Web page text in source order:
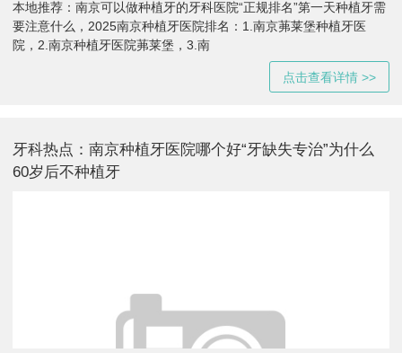
本地推荐：南京可以做种植牙的牙科医院“正规排名”第一天种植牙需
要注意什么，2025南京种植牙医院排名：1.南京茀莱堡种植牙医
院，2.南京种植牙医院茀莱堡，3.南
点击查看详情 >>
牙科热点：南京种植牙医院哪个好“牙缺失专治”为什么
60岁后不种植牙